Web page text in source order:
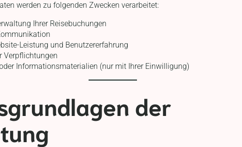
werden zu folgenden Zwecken verarbeitet:
Ihrer Reisebuchungen
Leistung und Benutzererfahrung
Verpflichtungen
Informationsmaterialien (nur mit Ihrer Einwilligung)
der